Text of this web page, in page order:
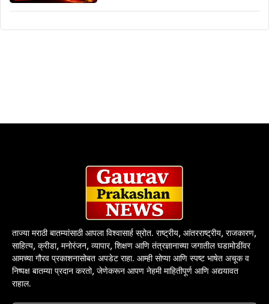
ताज्या मराठी बातम्यांसाठी आपला विश्वासार्ह स्रोत. राष्ट्रीय, आंतरराष्ट्रीय, राजकारण,
साहित्य, क्रीडा, मनोरंजन, व्यापार, शिक्षण आणि तंत्रज्ञानाच्या जगातील घडामोडींवर
आमच्या गौरव प्रकाशनासोबत अपडेट राहा. आम्ही सोप्या आणि स्पष्ट भाषेत अचूक व
निष्पक्ष बातम्या प्रदान करतो, जेणेकरून आपण नेहमी माहितीपूर्ण आणि अद्ययावत
राहाल.